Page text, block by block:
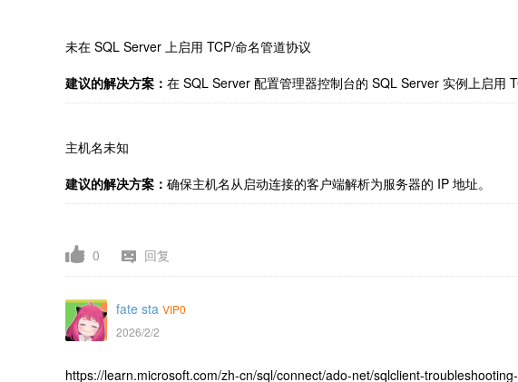
未在 SQL Server 上启用 TCP/命名管道协议
建议的解决方案： 在 SQL Server 配置管理器控制台的 SQL Server 实例上启用
主机名未知
建议的解决方案： 确保主机名从启动连接的客户端解析为服务器的 IP 地址。
0 回复
fate sta VIP0
2026/2/2
https://learn.microsoft.com/zh-cn/sql/connect/ado-net/sqlclient-